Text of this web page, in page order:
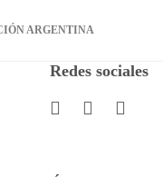
ARGENTINA
Redes sociales